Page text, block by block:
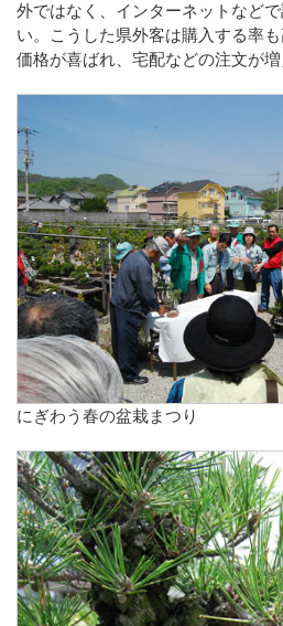
外ではなく、インターネットなど
い。こうした県外客は購入する率
価格が喜ばれ、宅配などの注文が増
にぎわう春の盆栽まつり